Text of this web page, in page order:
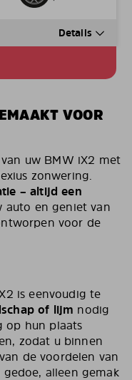
Details
VOOR
uw BMW iX2 met
zonwering.
– altijd een
auto en geniet van
voor de
is eenvoudig te
of lijm nodig
op hun plaats
zodat u binnen
de voordelen van
alleen gemak